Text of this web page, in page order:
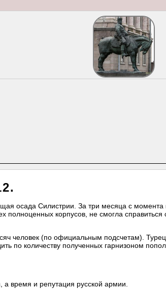
осада Силистрии. За три месяца с момента
полноценных корпусов, не смогла справиться
человек (по официальным подсчетам).
по количеству полученных гарнизоном
время и репутация русской армии.